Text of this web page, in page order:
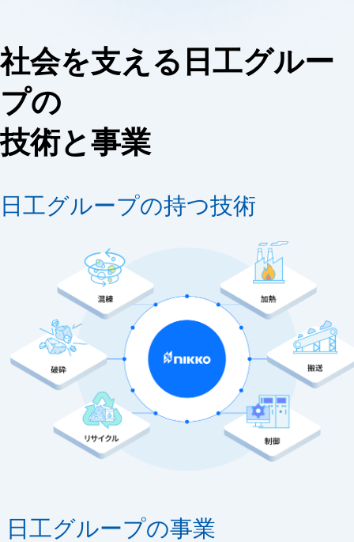
社会を支える日工グルー
プの
技術と事業
日工グループの持つ技術
日工グループの事業